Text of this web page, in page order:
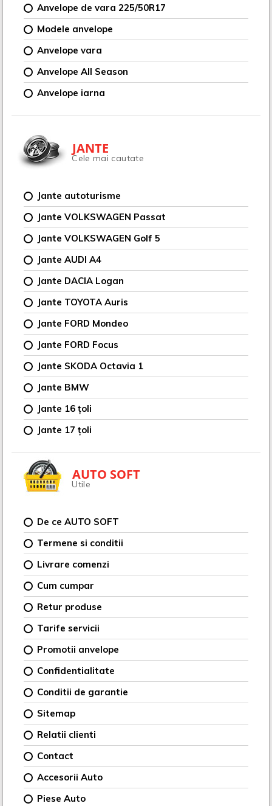
Anvelope de vara 225/50R17
Modele anvelope
Anvelope vara
Anvelope All Season
Anvelope iarna
JANTE
Cele mai cautate
Jante autoturisme
Jante VOLKSWAGEN Passat
Jante VOLKSWAGEN Golf 5
Jante AUDI A4
Jante DACIA Logan
Jante TOYOTA Auris
Jante FORD Mondeo
Jante FORD Focus
Jante SKODA Octavia 1
Jante BMW
Jante 16 țoli
Jante 17 țoli
AUTO SOFT
Utile
De ce AUTO SOFT
Termene si conditii
Livrare comenzi
Cum cumpar
Retur produse
Tarife servicii
Promotii anvelope
Confidentialitate
Conditii de garantie
Sitemap
Relatii clienti
Contact
Accesorii Auto
Piese Auto